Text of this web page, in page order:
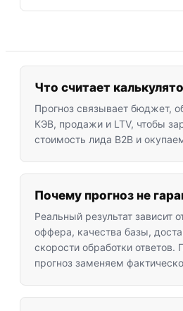
Что считает
Прогноз связывает бюджет,
КЭВ, продажи и LTV, чтобы
стоимость лида B2B и
Почему прогноз не
Реальный результат зависит
оффера, качества базы,
скорости обработки ответов.
прогноз заменяем